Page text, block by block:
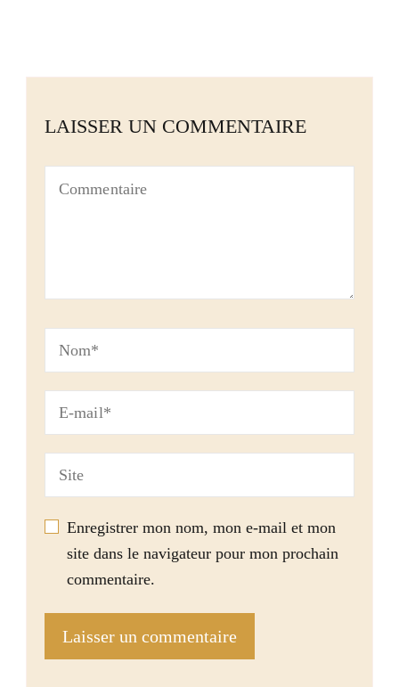
LAISSER UN COMMENTAIRE
Enregistrer mon nom, mon e-mail et mon
site dans le navigateur pour mon prochain
commentaire.